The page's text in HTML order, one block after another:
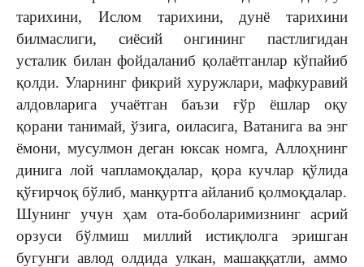
тарихини, Ислом тарихини, дунё тарихини
билмаслиги, сиёсий онгининг пастлигидан
усталик билан фойдаланиб қолаётганлар кўпайиб
қолди. Уларнинг фикрий хуружлари, мафкуравий
алдовларига учаётган баъзи ғўр ёшлар оқу
қорани танимай, ўзига, оиласига, Ватанига ва энг
ёмони, мусулмон деган юксак номга, Аллоҳнинг
динига лой чапламоқдалар, қора кучлар қўлида
қўғирчоқ бўлиб, манқуртга айланиб қолмоқдалар.
Шунинг учун ҳам ота-боболаримизнинг асрий
орзуси бўлмиш миллий истиқлолга эришган
бугунги авлод олдида улкан, машаққатли, аммо